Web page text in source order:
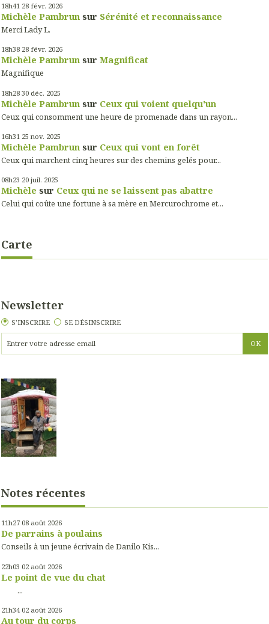
18h41 28 févr. 2026
Michèle Pambrun sur Sérénité et reconnaissance
Merci Lady L.
18h38 28 févr. 2026
Michèle Pambrun sur Magnificat
Magnifique
18h28 30 déc. 2025
Michèle Pambrun sur Ceux qui voient quelqu'un
Ceux qui consomment une heure de promenade dans un rayon...
16h31 25 nov. 2025
Michèle Pambrun sur Ceux qui vont en forêt
Ceux qui marchent cinq heures sur des chemins gelés pour...
08h23 20 juil. 2025
Michèle sur Ceux qui ne se laissent pas abattre
Celui qui coûte une fortune à sa mère en Mercurochrome et...
Carte
Newsletter
S'INSCRIRE SE DÉSINSCRIRE
Notes récentes
11h27 08 août 2026
De parrains à poulains
Conseils à un jeune écrivain de Danilo Kis...
22h03 02 août 2026
Le point de vue du chat
...
21h34 02 août 2026
Au tour du corps